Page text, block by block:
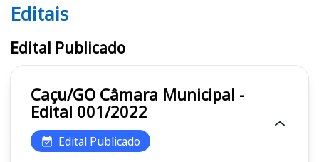
Editais
Editais
Edital Publicado
Caçu/GO Câmara Municipal -
Edital 001/2022
Edital Publicado